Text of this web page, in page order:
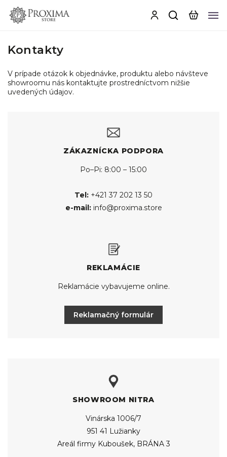
Kontakty
V prípade otázok k objednávke, produktu alebo návšteve
showroomu nás kontaktujte prostredníctvom nižšie
uvedených údajov.
ZÁKAZNÍCKA PODPORA
Po–Pi: 8:00 – 15:00
Tel: +421 37 202 13 50
e-mail:info@proxima.store
REKLAMÁCIE
Reklamácie vybavujeme online.
Reklamačný formulár
SHOWROOM NITRA
Vinárska 1006/7
951 41 Lužianky
Areál firmy Kuboušek, BRÁNA 3